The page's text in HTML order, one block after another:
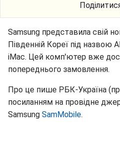
Samsung представила свій
Південній Кореї під назвою
iMac. Цей комп'ютер вже
попереднього замовлення.
Про це пише РБК-Україна
посиланням на провідне
Samsung SamMobile.